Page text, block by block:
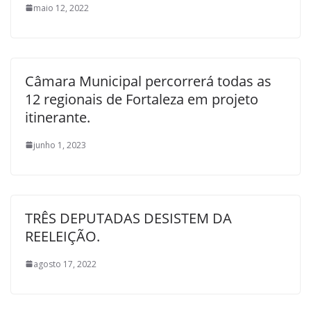
maio 12, 2022
Câmara Municipal percorrerá todas as
12 regionais de Fortaleza em projeto
itinerante.
junho 1, 2023
TRÊS DEPUTADAS DESISTEM DA
REELEIÇÃO.
agosto 17, 2022